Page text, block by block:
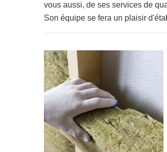
vous aussi, de ses services de
Son équipe se fera un plaisir